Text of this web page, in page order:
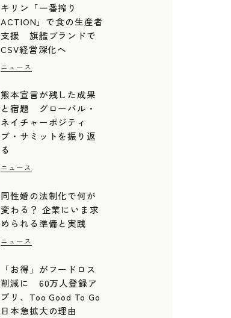
キリン「一番搾り
ACTION」で食の生産者
支援 旗艦ブランドで
CSV経営深化へ
ニュース
熊本宣言が残した成果
と宿題 グローバル・
ネイチャーポジティ
ブ・サミットを振り返
る
ニュース
同性婚の法制化で何が
変わる？ 企業にいま求
められる準備と実践
ニュース
「お得」がフードロス
削減に 60万人登録ア
プリ、Too Good To Go
日本急拡大の理由